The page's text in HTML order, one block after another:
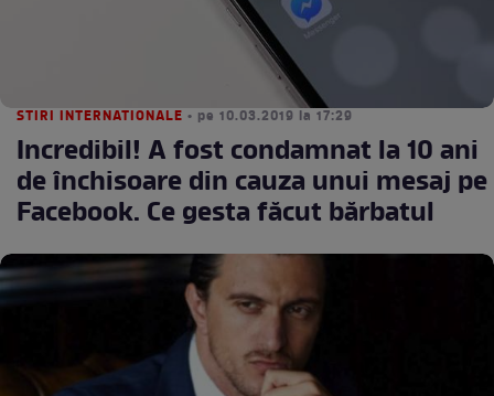
STIRI INTERNATIONALE • pe 10.03.2019 la 17:29
Incredibil! A fost condamnat la 10 ani
de închisoare din cauza unui mesaj pe
Facebook. Ce gesta făcut bărbatul